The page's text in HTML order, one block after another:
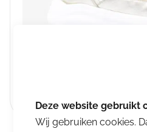
Wij gebruiken cookies.